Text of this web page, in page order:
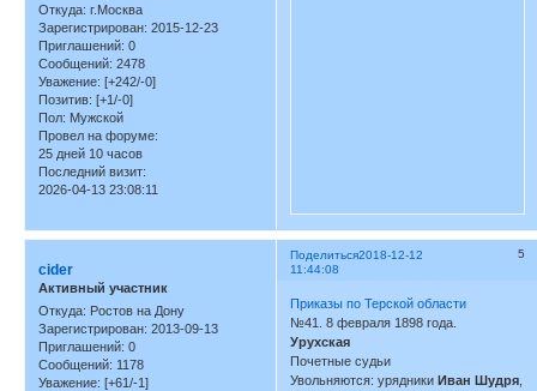
Откуда: г.Москва
Зарегистрирован: 2015-12-23
Приглашений: 0
Сообщений: 2478
Уважение: [+242/-0]
Позитив: [+1/-0]
Пол: Мужской
Провел на форуме:
25 дней 10 часов
Последний визит:
2026-04-13 23:08:11
Поделиться 5
2018-12-12
11:44:08
cider
Активный участник
Откуда: Ростов на Дону
Зарегистрирован: 2013-09-13
Приглашений: 0
Сообщений: 1178
Уважение: [+61/-1]
Приказы по Терской области
№41. 8 февраля 1898 года.
Урухская
Почетные судьи
Увольняются: урядникиИван Шудря